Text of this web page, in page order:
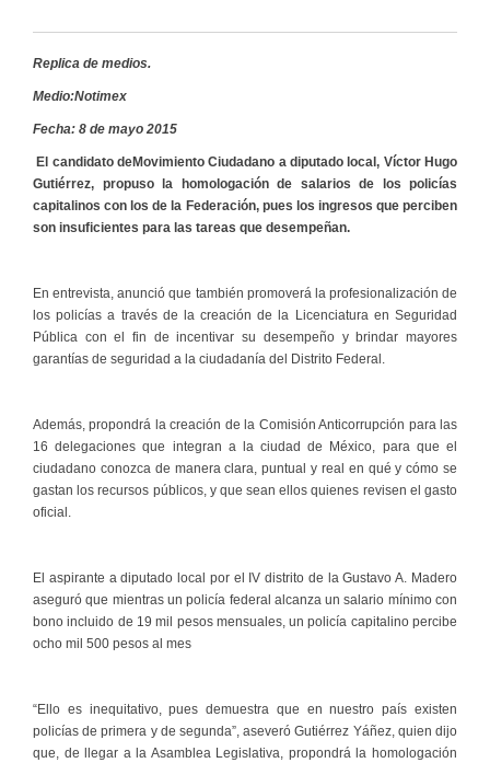
Replica de medios.
Medio:Notimex
Fecha: 8 de mayo 2015
El candidato deMovimiento Ciudadano a diputado local, Víctor Hugo
Gutiérrez, propuso la homologación de salarios de los policías
capitalinos con los de la Federación, pues los ingresos que perciben
son insuficientes para las tareas que desempeñan.
En entrevista, anunció que también promoverá la profesionalización de
los policías a través de la creación de la Licenciatura en Seguridad
Pública con el fin de incentivar su desempeño y brindar mayores
garantías de seguridad a la ciudadanía del Distrito Federal.
Además, propondrá la creación de la Comisión Anticorrupción para las
16 delegaciones que integran a la ciudad de México, para que el
ciudadano conozca de manera clara, puntual y real en qué y cómo se
gastan los recursos públicos, y que sean ellos quienes revisen el gasto
oficial.
El aspirante a diputado local por el IV distrito de la Gustavo A. Madero
aseguró que mientras un policía federal alcanza un salario mínimo con
bono incluido de 19 mil pesos mensuales, un policía capitalino percibe
ocho mil 500 pesos al mes
“Ello es inequitativo, pues demuestra que en nuestro país existen
policías de primera y de segunda”, aseveró Gutiérrez Yáñez, quien dijo
que, de llegar a la Asamblea Legislativa, propondrá la homologación